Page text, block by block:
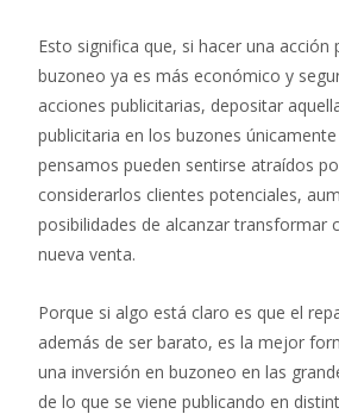
Esto significa que, si hacer una acción
buzoneo ya es más económico y
acciones publicitarias, depositar
publicitaria en los buzones
pensamos pueden sentirse atraídos
considerarlos clientes potenciales,
posibilidades de alcanzar transformar
nueva venta.
Porque si algo está claro es que el
además de ser barato, es la mejor
una inversión en buzoneo en las
de lo que se viene publicando en